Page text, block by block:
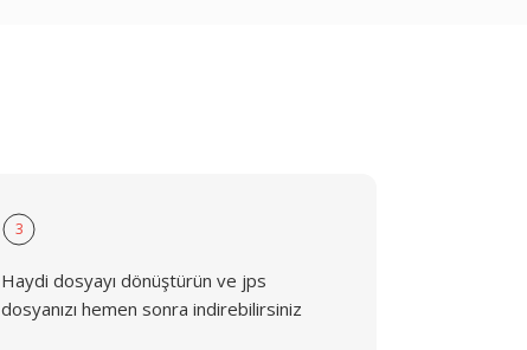
3
Haydi dosyayı dönüştürün ve jps
dosyanızı hemen sonra indirebilirsiniz